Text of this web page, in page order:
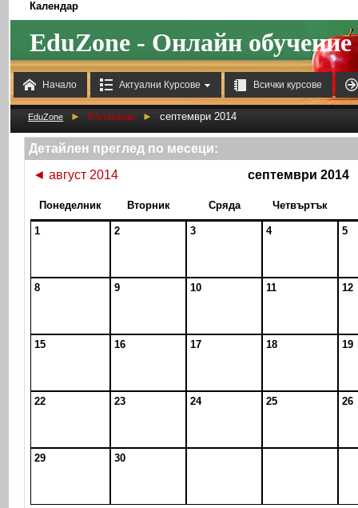
 Начало  Актуални Курсове  Всички курсове 
Календар
EduZone - Онлайн обучение
EduZone ► Календар ► септември 2014
Детайлен преглед по месеци:
◄ август 2014 септември 2014
Понеделник Вторник Сряда Четвъртък
1 2 3 4 5
8 9 10 11 12
15 16 17 18 19
22 23 24 25 26
29 30